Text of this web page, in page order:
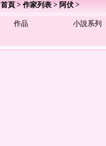
首頁 > 作家列表 > 阿伏 >
作品 小說系列